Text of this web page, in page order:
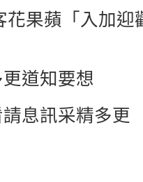
花果蘋「入加迎
道知要想
息訊采精多更